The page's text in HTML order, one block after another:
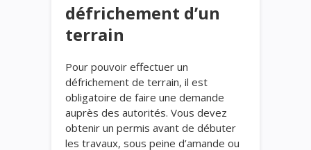
défrichement d’un
terrain
Pour pouvoir effectuer un
défrichement de terrain, il est
obligatoire de faire une demande
auprès des autorités. Vous devez
obtenir un permis avant de débuter
les travaux, sous peine d’amande ou